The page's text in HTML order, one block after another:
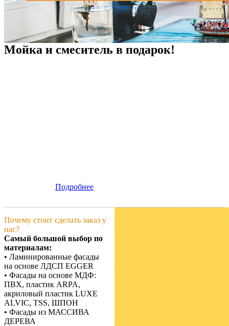
Мойка и смеситель в подарок!
Подробнее
Почему стоит сделать заказ у
нас?
Самый большой выбор по
материалам:
• Ламинированные фасады
на основе ЛДСП EGGER
• Фасады на основе МДФ:
ПВХ, пластик ARPA,
акриловый пластик LUXE
ALVIC, TSS, ШПОН
• Фасады из МАССИВА
ДЕРЕВА